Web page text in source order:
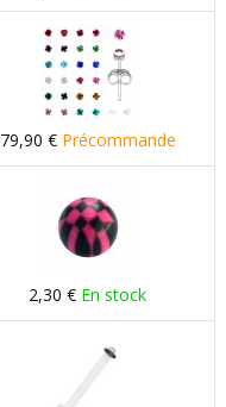
79,90 € Précommande
2,30 € En stock